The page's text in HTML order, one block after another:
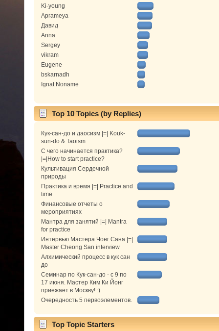
Ki-young
Aprameya
Давид
Anna
Sergey
vikram
Eugene
bskarnadh
Ignat Noname
Top 10 Topics (by Replies)
Кук-сан-до и даосизм |=| Kouk-
sun-do & Taoism
С чего начинается практика?
|=|How to start practice?
Культивация Сердечной
природы
Практика и время |=| Practice and
time
Финансовые отчеты о
мероприятиях
Мантра для занятий |=| Mantra
for practice
Интервью Мастера Чонг Сана |=|
Master Cheong San interview
Алхимический процесс в кук сан
до
Семинар по Кук-сан-до - с 9 по
17 июня. Мастер Ким Ки Йонг
приежает в Москву! :)
Очередность 5 первоэлементов.
Top Topic Starters